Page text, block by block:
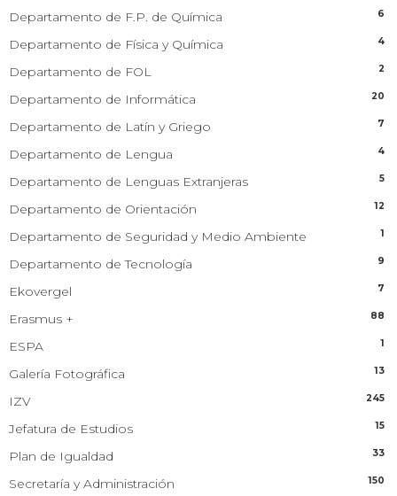
Departamento de F.P. de Química 6
Departamento de Física y Química 4
Departamento de FOL 2
Departamento de Informática 20
Departamento de Latín y Griego 7
Departamento de Lengua 4
Departamento de Lenguas Extranjeras 5
Departamento de Orientación 12
Departamento de Seguridad y Medio Ambiente 1
Departamento de Tecnología 9
Ekovergel 7
Erasmus + 88
ESPA 1
Galería Fotográfica 13
IZV 245
Jefatura de Estudios 15
Plan de Igualdad 33
Secretaría y Administración 150